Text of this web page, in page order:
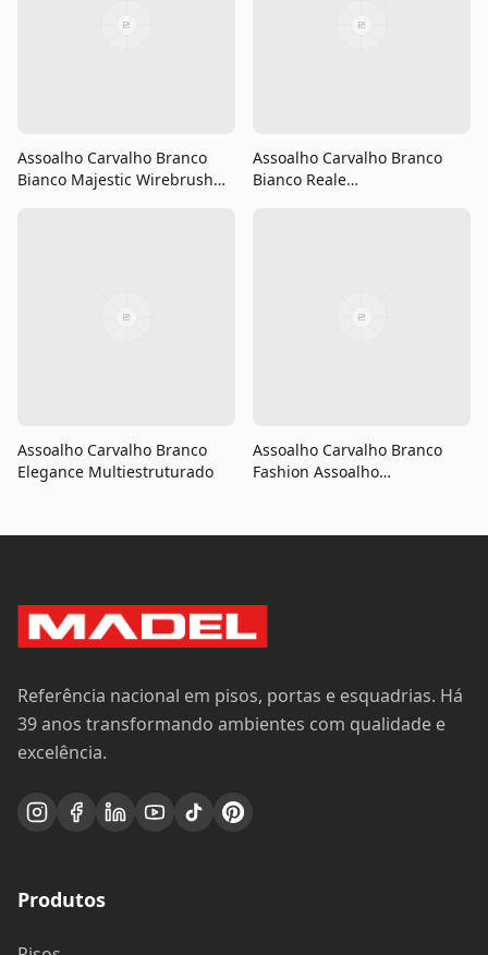
Assoalho Carvalho Branco
Bianco Majestic Wirebrush
Assoalho Carvalho Branco
Bianco Reale
Assoalho Carvalho Branco
Elegance Multiestruturado
Assoalho Carvalho Branco
Fashion Assoalho
Referência nacional em pisos, portas e esquadrias. Há
39 anos transformando ambientes com qualidade e
excelência.
Produtos